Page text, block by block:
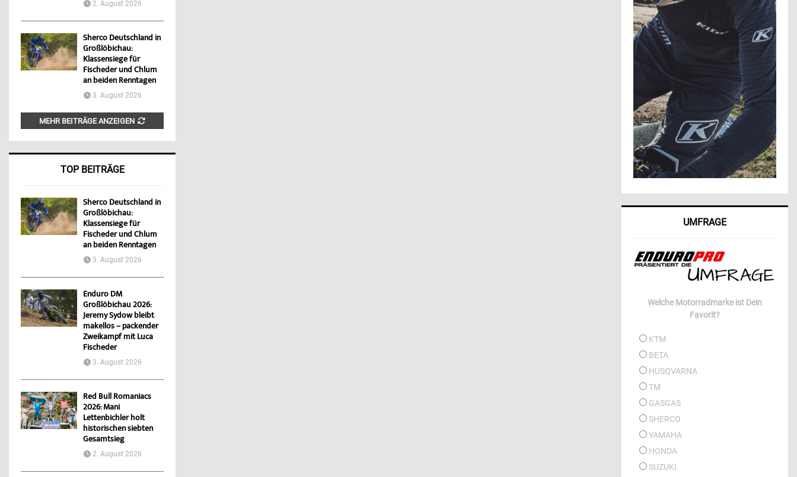
2. August 2026
Sherco Deutschland in
Großlöbichau:
Klassensiege für
Fischeder und Chlum
an beiden Renntagen
3. August 2026
MEHR BEITRÄGE ANZEIGEN
TOP BEITRÄGE
Sherco Deutschland in
Großlöbichau:
Klassensiege für
Fischeder und Chlum
an beiden Renntagen
3. August 2026
Enduro DM
Großlöbichau 2026:
Jeremy Sydow bleibt
makellos – packender
Zweikampf mit Luca
Fischeder
3. August 2026
Red Bull Romaniacs
2026: Mani
Lettenbichler holt
historischen siebten
Gesamtsieg
2. August 2026
UMFRAGE
Welche Motorradmarke ist Dein
Favorit?
KTM
BETA
HUSQVARNA
TM
GASGAS
SHERCO
YAMAHA
HONDA
SUZUKI